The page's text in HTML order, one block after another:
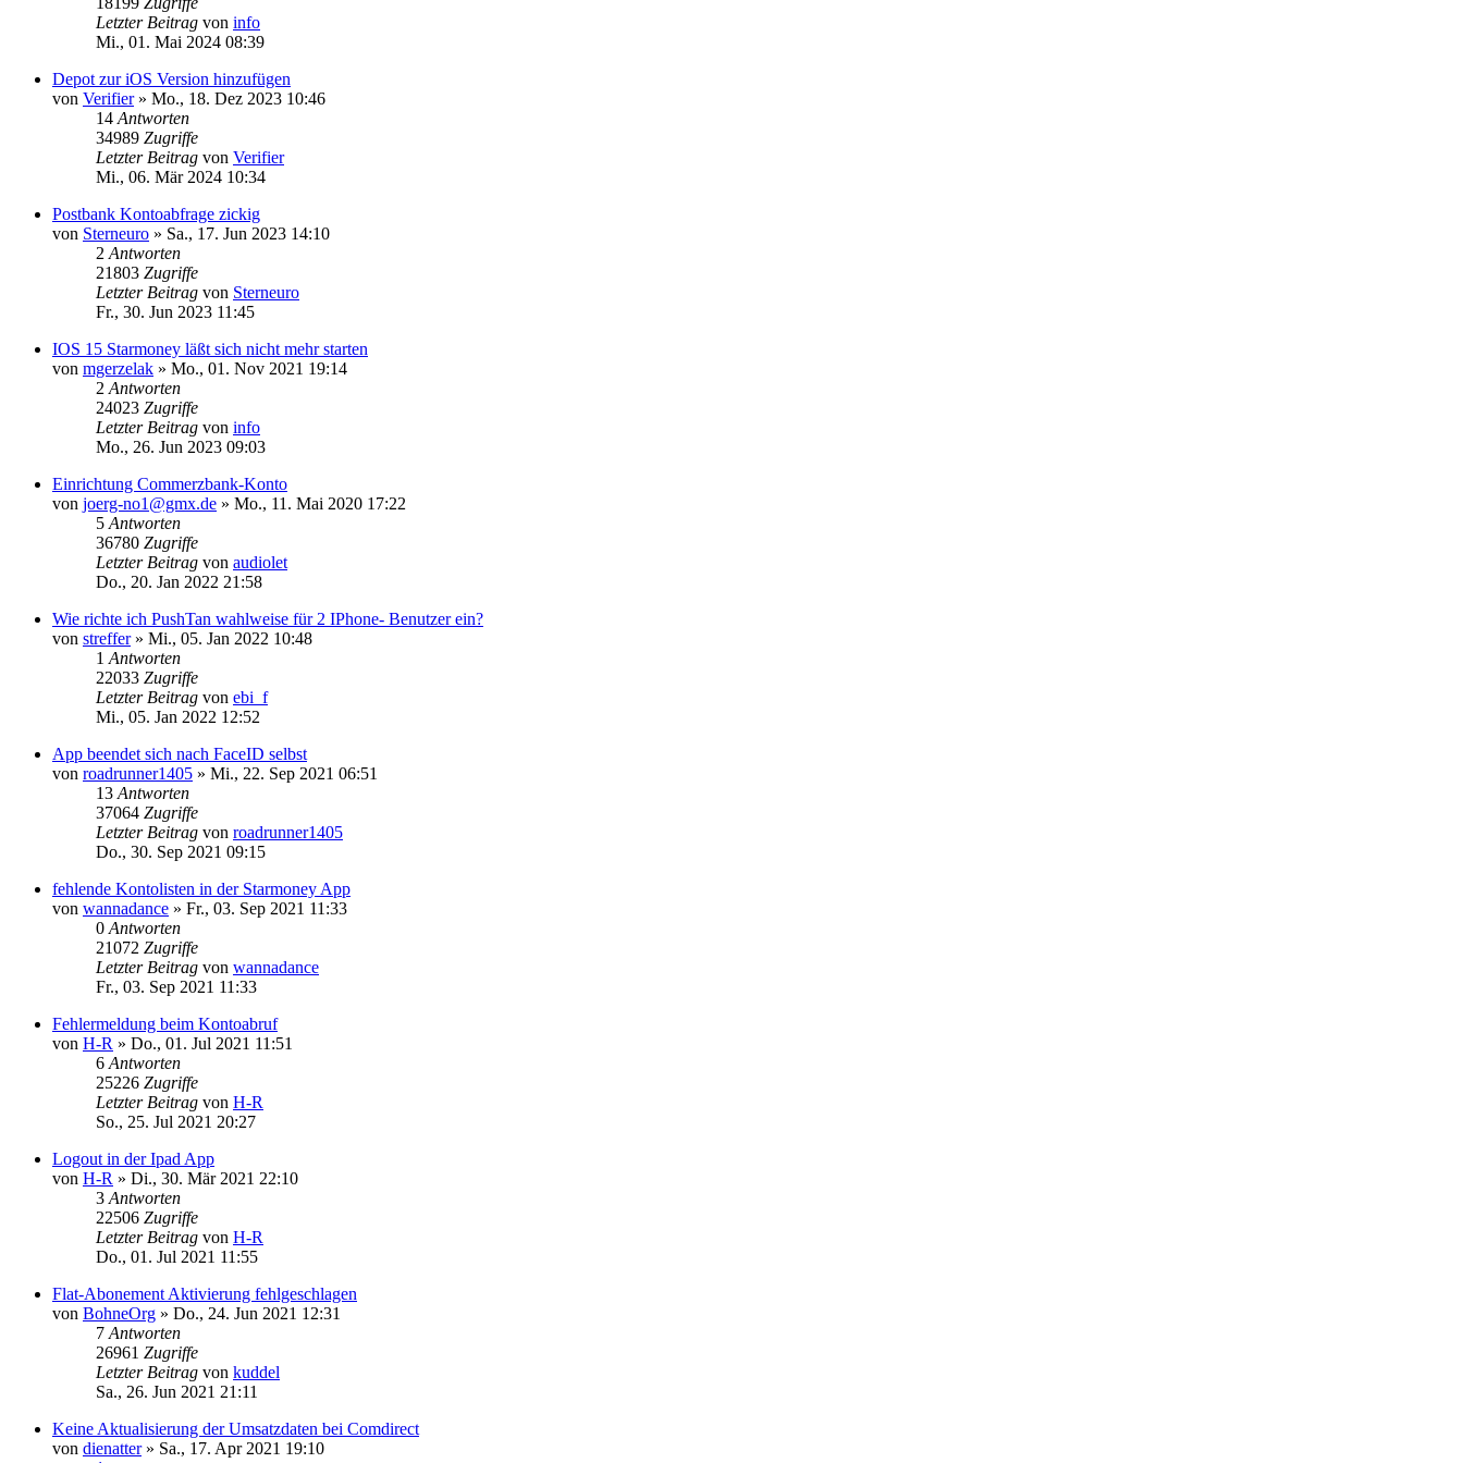
Letzter Beitrag von info
Mi., 01. Mai 2024 08:39
Depot zur iOS Version hinzufügen
von Verifier» Mo., 18. Dez 2023 10:46
14 Antworten
34989 Zugriffe
Letzter Beitrag von Verifier
Mi., 06. Mär 2024 10:34
Postbank Kontoabfrage zickig
von Sterneuro » Sa., 17. Jun 2023 14:10
2 Antworten
21803 Zugriffe
Letzter Beitrag von Sterneuro
Fr., 30. Jun 2023 11:45
IOS 15 Starmoney läßt sich nicht mehr starten
von mgerzelak » Mo., 01. Nov 2021 19:14
2 Antworten
24023 Zugriffe
Letzter Beitrag von info
Mo., 26. Jun 2023 09:03
Einrichtung Commerzbank-Konto
von joerg-no1@gmx.de » Mo., 11. Mai 2020 17:22
5 Antworten
36780 Zugriffe
Letzter Beitrag von audiolet
Do., 20. Jan 2022 21:58
Wie richte ich PushTan wahlweise für 2 IPhone- Benutzer ein?
von streffer» Mi., 05. Jan 2022 10:48
1 Antworten
22033 Zugriffe
Letzter Beitrag von ebi_f
Mi., 05. Jan 2022 12:52
App beendet sich nach FaceID selbst
von roadrunner1405 » Mi., 22. Sep 2021 06:51
13 Antworten
37064 Zugriffe
Letzter Beitrag von roadrunner1405
Do., 30. Sep 2021 09:15
fehlende Kontolisten in der Starmoney App
von wannadance » Fr., 03. Sep 2021 11:33
0 Antworten
21072 Zugriffe
Letzter Beitrag von wannadance
Fr., 03. Sep 2021 11:33
Fehlermeldung beim Kontoabruf
von H-R » Do., 01. Jul 2021 11:51
6 Antworten
25226 Zugriffe
Letzter Beitrag von H-R
So., 25. Jul 2021 20:27
Logout in der Ipad App
von H-R » Di., 30. Mär 2021 22:10
3 Antworten
22506 Zugriffe
Letzter Beitrag von H-R
Do., 01. Jul 2021 11:55
Flat-Abonement Aktivierung fehlgeschlagen
von BohneOrg » Do., 24. Jun 2021 12:31
7 Antworten
26961 Zugriffe
Letzter Beitrag von kuddel
Sa., 26. Jun 2021 21:11
Keine Aktualisierung der Umsatzdaten bei Comdirect
von dienatter» Sa., 17. Apr 2021 19:10